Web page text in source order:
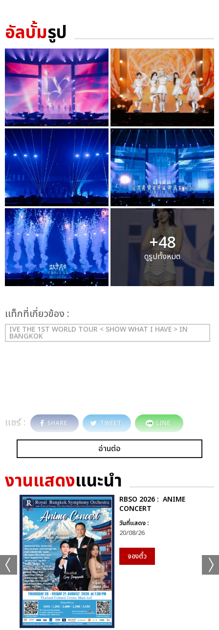
อัลบั้มรูป
+48
ดูรูปทั้งหมด
เเท็กที่เกี่ยวข้อง :
IVE THE 1ST WORLD TOUR < SHOW WHAT I HAVE > IN
BANGKOK
แชร์ : SHARE TWEET LINE
อ่านต่อ
งานแสดงแนะนำ
RBSO 2026 : ANIME
CONCERT
วันที่แสดง :
20/08/26
จองตั๋ว